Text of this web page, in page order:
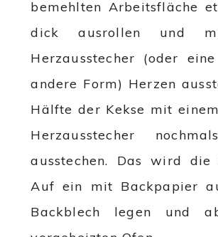
bemehlten Arbeitsfläche
dick ausrollen und
Herzausstecher (oder
andere Form) Herzen
Hälfte der Kekse mit
Herzausstecher
ausstechen. Das wird die
Auf ein mit Backpapier
Backblech legen und